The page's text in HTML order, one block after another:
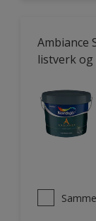
Ambiance
listverk og